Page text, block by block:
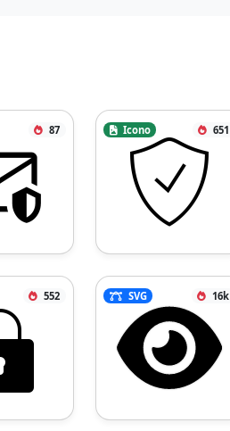
87 Icono 651
552 SVG 16k